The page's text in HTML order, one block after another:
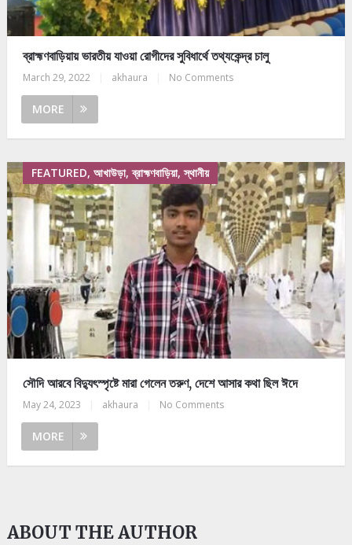
ব্রাহ্মণবাড়িয়ায় ভারতীয় যাওয়া রোগীদের সুবিধার্থে তথ্যকেন্দ্র চালু
March 29, 2022 akhaura No Comments
MORE
FEATURED, আখাউড়া, ব্রাহ্মণবাড়িয়া, স্থানীয়
সৌদি আরবে বিদ্যুৎস্পৃষ্টে মারা গেলেন তরুণ, দেশে আসার কথা ছিল ঈদে
May 24, 2023 akhaura No Comments
MORE
ABOUT THE AUTHOR